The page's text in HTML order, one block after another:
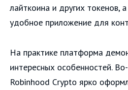
лайткоина и других токенов,
удобное приложение для
На практике платформа
интересных особенностей.
Robinhood Crypto ярко